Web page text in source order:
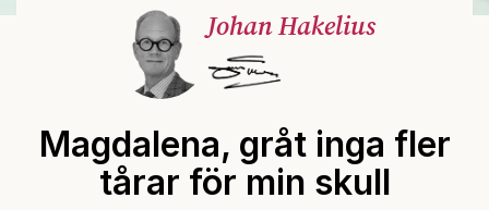
Johan Hakelius
Magdalena, gråt inga fler
tårar för min skull